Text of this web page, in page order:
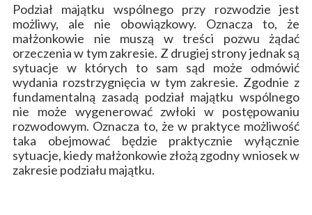
Podział majątku wspólnego przy rozwodzie jest
możliwy, ale nie obowiązkowy. Oznacza to, że
małżonkowie nie muszą w treści pozwu żądać
orzeczenia w tym zakresie. Z drugiej strony jednak są
sytuacje w których to sam sąd może odmówić
wydania rozstrzygnięcia w tym zakresie. Zgodnie z
fundamentalną zasadą podział majątku wspólnego
nie może wygenerować zwłoki w postępowaniu
rozwodowym. Oznacza to, że w praktyce możliwość
taka obejmować będzie praktycznie wyłącznie
sytuacje, kiedy małżonkowie złożą zgodny wniosek w
zakresie podziału majątku.